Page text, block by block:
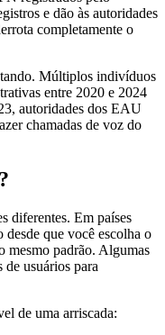
e dão às autoridades
completamente o
Múltiplos indivíduos
entre 2020 e 2024
autoridades dos EAU
chamadas de voz do
diferentes. Em países
desde que você escolha o
mesmo padrão. Algumas
de usuários para
de uma arriscada: